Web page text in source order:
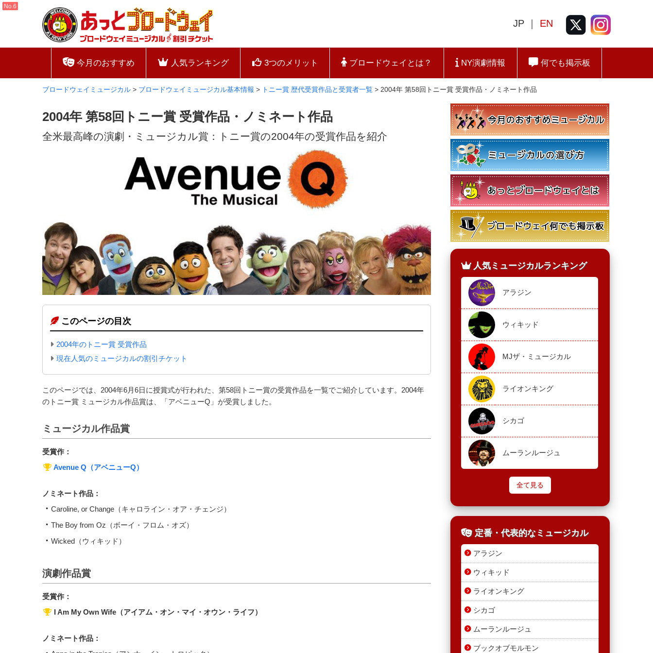
JP ｜ EN
今月のおすすめ 人気ランキング 3つのメリット ブロードウェイとは？ NY演劇情報 何でも掲示板
ブロードウェイミュージカル > ブロードウェイミュージカル基本情報 > トニー賞 歴代受賞作品と受賞者一覧 > 2004年 第58回トニー賞 受賞作品・ノミネート作品
2004年 第58回トニー賞 受賞作品・ノミネート作品
全米最高峰の演劇・ミュージカル賞：トニー賞の2004年の受賞作品を紹介
このページの目次
2004年のトニー賞 受賞作品
現在人気のミュージカルの割引チケット
このページでは、2004年6月6日に授賞式が行われた、第58回トニー賞の受賞作品を一覧でご紹介しています。2004年
のトニー賞 ミュージカル作品賞は、「アベニューQ」が受賞しました。
ミュージカル作品賞
受賞作：
Avenue Q（アベニューQ）
ノミネート作品：
Caroline, or Change（キャロライン・オア・チェンジ）
The Boy from Oz（ボーイ・フロム・オズ）
Wicked（ウィキッド）
演劇作品賞
受賞作：
I Am My Own Wife（アイアム・オン・マイ・オウン・ライフ）
ノミネート作品：
人気ミュージカルランキング
アラジン
ウィキッド
MJザ・ミュージカル
ライオンキング
シカゴ
ムーランルージュ
全て見る
定番・代表的なミュージカル
アラジン
ウィキッド
ライオンキング
シカゴ
ムーランルージュ
ブックオブモルモン